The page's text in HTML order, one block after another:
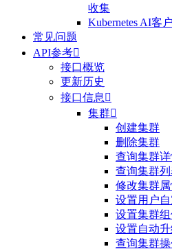
收集
Kubernetes AI客
常见问题
API参考
接口概览
更新历史
接口信息 
集群
创建集群
删除集群
查询集群
查询集群列
修改集群属
设置用户
设置集群
设置自动升
查询集群